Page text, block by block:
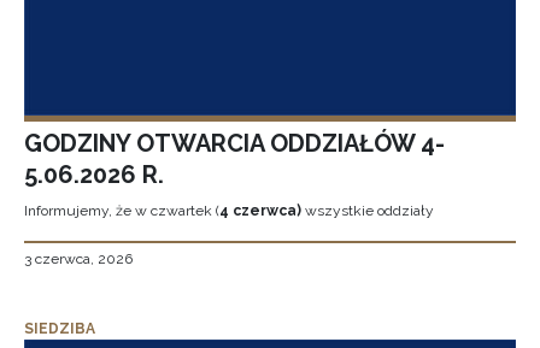
GODZINY OTWARCIA ODDZIAŁÓW 4-
5.06.2026 R.
Informujemy, że w czwartek (4 czerwca) wszystkie oddziały
3 czerwca, 2026
SIEDZIBA